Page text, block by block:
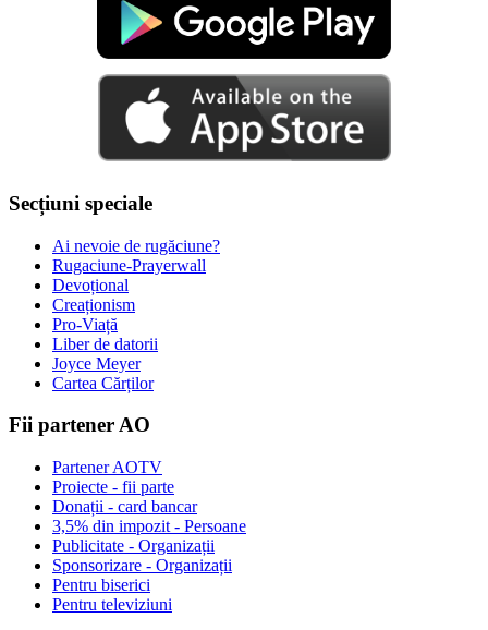
Secțiuni speciale
Ai nevoie de rugăciune?
Rugaciune-Prayerwall
Devoțional
Creaționism
Pro-Viață
Liber de datorii
Joyce Meyer
Cartea Cărților
Fii partener AO
Partener AOTV
Proiecte - fii parte
Donații - card bancar
3,5% din impozit - Persoane
Publicitate - Organizații
Sponsorizare - Organizații
Pentru biserici
Pentru televiziuni